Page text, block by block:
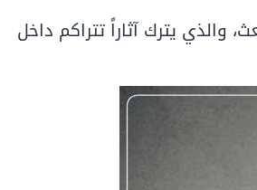
والذي يترك آثاراً تتراكم داخل